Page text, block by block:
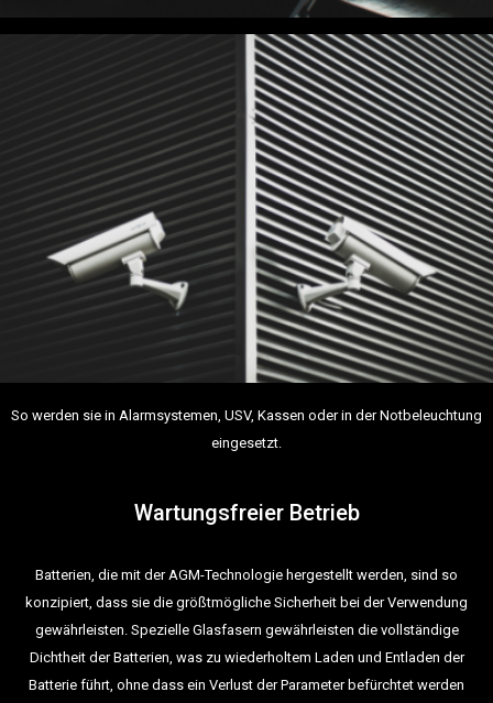
So werden sie in Alarmsystemen, USV, Kassen oder in der Notbeleuchtung
eingesetzt.
Wartungsfreier Betrieb
Batterien, die mit der AGM-Technologie hergestellt werden, sind so
konzipiert, dass sie die größtmögliche Sicherheit bei der Verwendung
gewährleisten. Spezielle Glasfasern gewährleisten die vollständige
Dichtheit der Batterien, was zu wiederholtem Laden und Entladen der
Batterie führt, ohne dass ein Verlust der Parameter befürchtet werden